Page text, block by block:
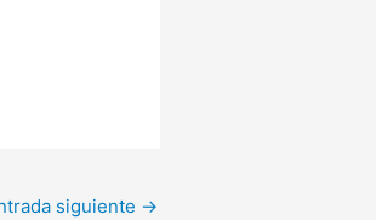
siguiente →